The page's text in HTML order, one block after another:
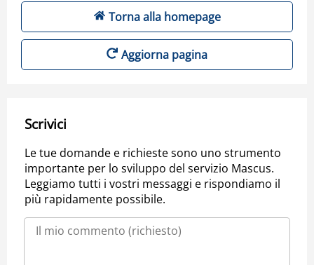
Torna alla homepage
Aggiorna pagina
Scrivici
Le tue domande e richieste sono uno strumento
importante per lo sviluppo del servizio Mascus.
Leggiamo tutti i vostri messaggi e rispondiamo il
più rapidamente possibile.